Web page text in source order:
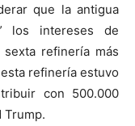
que la antigua
los intereses de
refinería más
refinería estuvo
con 500.000
Trump.